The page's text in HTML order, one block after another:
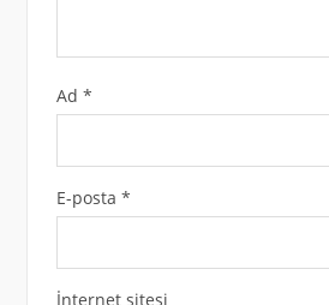
Ad *
E-posta *
İnternet sitesi